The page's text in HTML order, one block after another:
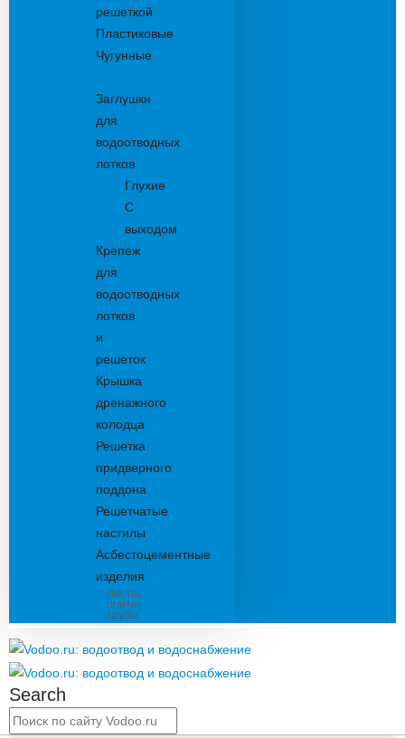
решеткой
Пластиковые
Чугунные
Заглушки
для
водоотводных
лотков
Глухие
С
выходом
Крепеж
для
водоотводных
лотков
и
решеток
Крышка
дренажного
колодца
Решетка
придверного
поддона
Решетчатые
настилы
Асбестоцементные
изделия
Листы,
плиты,
трубы
Search